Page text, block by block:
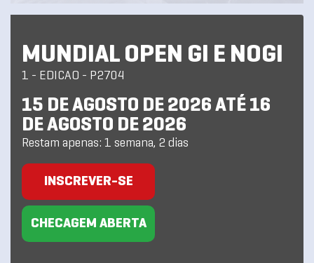
MUNDIAL OPEN GI E NOGI
1 - EDICAO - P2704
15 DE AGOSTO DE 2026 ATÉ 16
DE AGOSTO DE 2026
Restam apenas: 1 semana, 2 dias
INSCREVER-SE
CHECAGEM ABERTA